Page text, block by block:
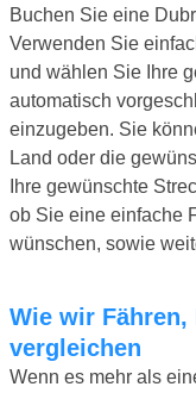
Buchen Sie eine
Verwenden Sie
und wählen Sie Ihre
automatisch
einzugeben. Sie
Land oder die
Ihre gewünschte
ob Sie eine einfache
wünschen, sowie
Wie wir Fähren, Preise und Abfahrtszeiten
vergleichen
Wenn es mehr als